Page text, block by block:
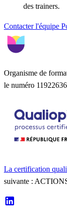
des trainers.
Contacter l'équipe
Organisme de
le numéro
La certification
suivante :